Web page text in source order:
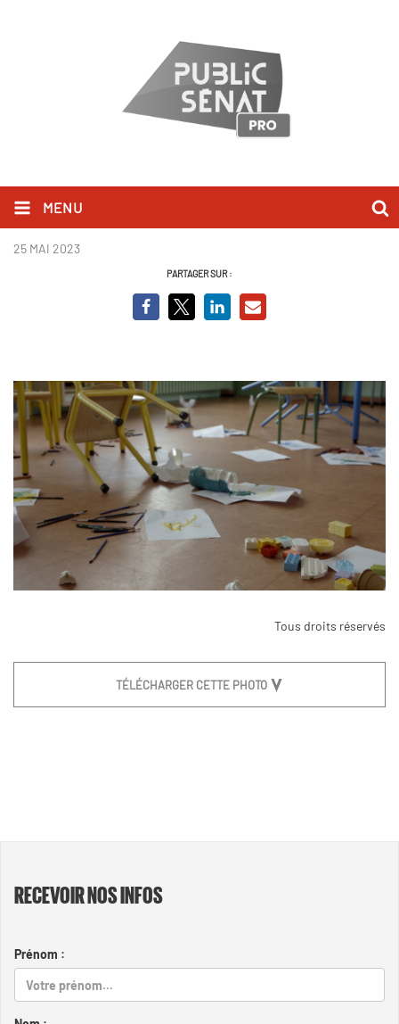
MENU
L'école est finie
25 MAI 2023
PARTAGER SUR :
Tous droits réservés
TÉLÉCHARGER CETTE PHOTO
RECEVOIR NOS INFOS
Prénom :